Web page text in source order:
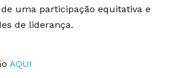
de uma participação equitativa e
de liderança.
AQUI